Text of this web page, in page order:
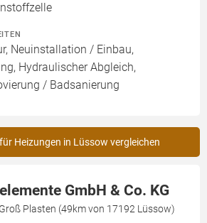
Neuinstallation / Einbau,
Hydraulischer Abgleich,
/ Badsanierung
Heizungen in Lüssow vergleichen
GmbH & Co. KG
Plasten (49km von 17192 Lüssow)